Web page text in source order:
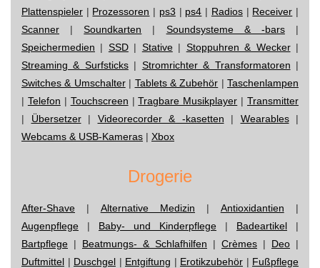
Plattenspieler | Prozessoren | ps3 | ps4 | Radios| Receiver |
Scanner |Soundkarten | Soundsysteme & -bars|
Speichermedien | SSD| Stative| Stoppuhren & Wecker|
Streaming & Surfsticks| Stromrichter & Transformatoren |
Switches & Umschalter| Tablets & Zubehör | Taschenlampen
| Telefon | Touchscreen |Tragbare Musikplayer | Transmitter
| Übersetzer| Videorecorder & -kasetten | Wearables|
Webcams & USB-Kameras | Xbox
Drogerie
After-Shave | Alternative Medizin | Antioxidantien |
Augenpflege | Baby- und Kinderpflege | Badeartikel |
Bartpflege | Beatmungs- & Schlafhilfen | Crèmes | Deo |
Duftmittel | Duschgel | Entgiftung | Erotikzubehör | Fußpflege